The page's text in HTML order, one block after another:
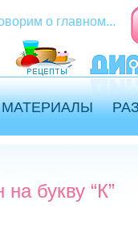
о главном...
МАТЕРИАЛЫ
букву “К”